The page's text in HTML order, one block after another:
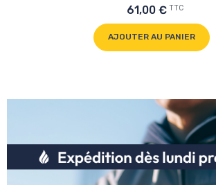
61,00 € TTC
AJOUTER AU PANIER